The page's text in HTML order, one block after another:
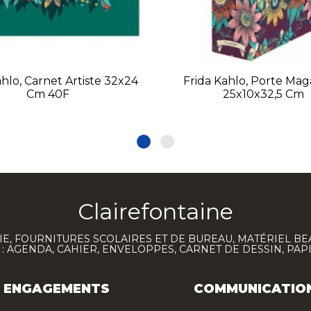
Carnet Artiste 32x24
Cm 40F
Frida Kahlo, Porte
25x10x32,5 Cm
Clairefontaine
FOURNITURES SCOLAIRES ET DE BUREAU, MATÉRIEL
AGENDA, CAHIER, ENVELOPPES, CARNET DE DESSIN,
ENGAGEMENTS